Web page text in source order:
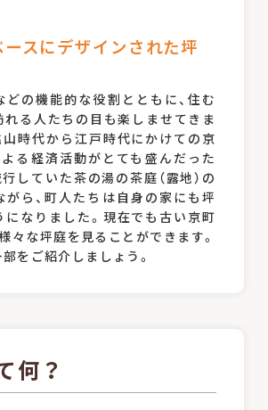
スにデザインされた坪
の機能的な役割とともに、住む
れる人たちの目も楽しませてきま
山時代から江戸時代にかけての京
る経済活動がとても盛んだった
していた茶の湯の茶庭（露地）の
ら、町人たちは自身の家にも坪
になりました。現在でも古い京町
々な坪庭を見ることができます。
をご紹介しましょう。
何？